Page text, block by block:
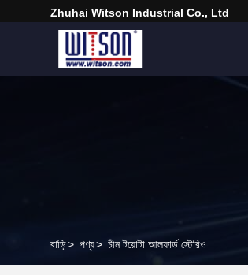
Zhuhai Witson Industrial Co., Ltd
বাড়ি> পণ্য> চীন টয়োটা আলফার্ড স্টেরিও